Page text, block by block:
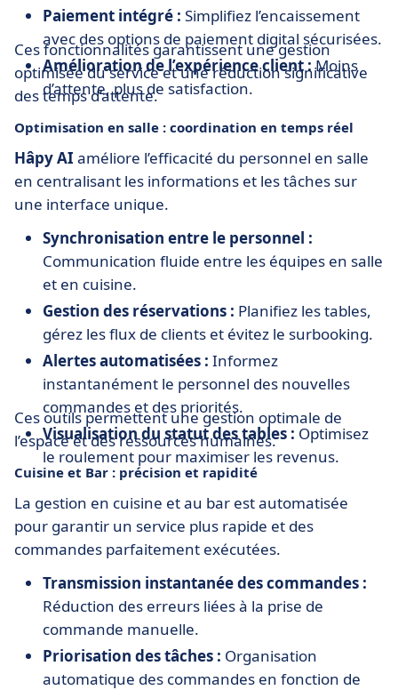
Paiement intégré : Simplifiez l’encaissement
avec des options de paiement digital sécurisées.
Amélioration de l’expérience client :Moins
d’attente, plus de satisfaction.
Ces fonctionnalités garantissent une gestion
optimisée du service et une réduction significative
des temps d’attente.
Optimisation en salle : coordination en temps réel
Hâpy AI améliore l’efficacité du personnel en salle
en centralisant les informations et les tâches sur
une interface unique.
Synchronisation entre le personnel :
Communication fluide entre les équipes en salle
et en cuisine.
Gestion des réservations : Planifiez les tables,
gérez les flux de clients et évitez le surbooking.
Alertes automatisées : Informez
instantanément le personnel des nouvelles
commandes et des priorités.
Visualisation du statut des tables : Optimisez
le roulement pour maximiser les revenus.
Ces outils permettent une gestion optimale de
l’espace et des ressources humaines.
Cuisine et Bar : précision et rapidité
La gestion en cuisine et au bar est automatisée
pour garantir un service plus rapide et des
commandes parfaitement exécutées.
Transmission instantanée des commandes :
Réduction des erreurs liées à la prise de
commande manuelle.
Priorisation des tâches : Organisation
automatique des commandes en fonction de